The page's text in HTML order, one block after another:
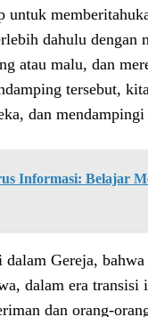
dahulu dengan
atau malu, dan
tersebut,
dan mendampingi
Informasi: Belajar
Gereja,
dalam era
dan orang-